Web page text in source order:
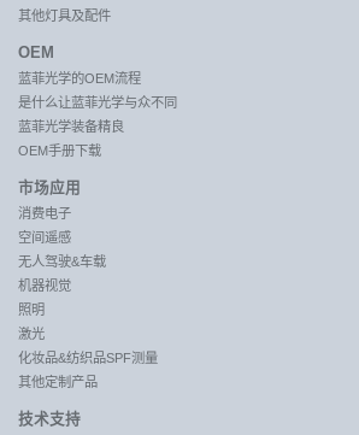
其他灯具及配件
OEM
蓝菲光学的OEM流程
是什么让蓝菲光学与众不同
蓝菲光学装备精良
OEM手册下载
市场应用
消费电子
空间遥感
无人驾驶&车载
机器视觉
照明
激光
化妆品&纺织品SPF测量
其他定制产品
技术支持